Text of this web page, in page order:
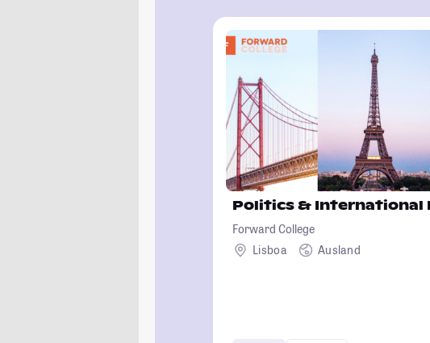
Politics & International
Forward College
Lisboa
Ausland